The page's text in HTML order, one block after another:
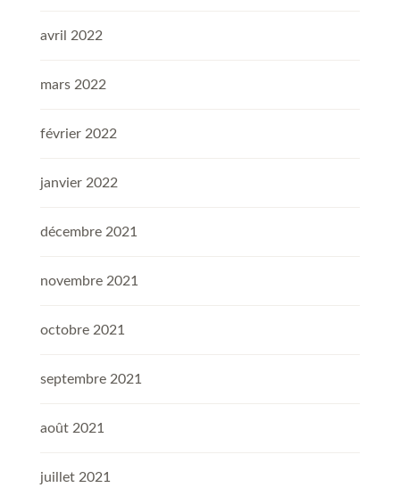
avril 2022
mars 2022
février 2022
janvier 2022
décembre 2021
novembre 2021
octobre 2021
septembre 2021
août 2021
juillet 2021